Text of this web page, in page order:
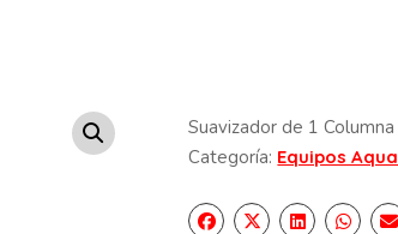
Suavizador de 1
Categoría: Equipos